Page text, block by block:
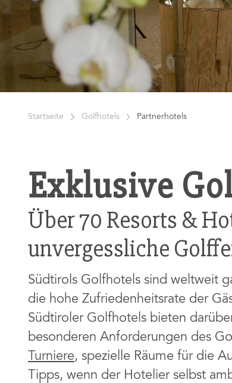
Startseite Golfhotels Partnerhotels
Exklusive
Über 70 Resorts &
unvergessliche
Südtirols Golfhotels sind weltweit
die hohe Zufriedenheitsrate der
Südtiroler Golfhotels bieten
besonderen Anforderungen des
Turniere, spezielle Räume für die
Tipps, wenn der Hotelier selbst